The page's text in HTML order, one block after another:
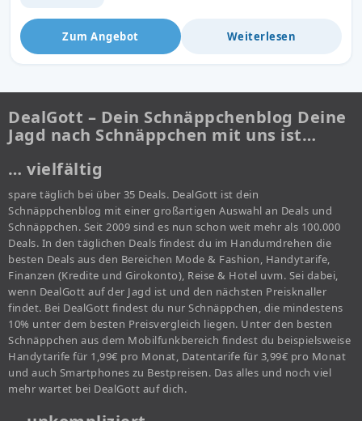
Zum Angebot Weiterlesen
DealGott – Dein Schnäppchenblog Deine
Jagd nach Schnäppchen mit uns ist…
… vielfältig
spare täglich bei über 35 Deals. DealGott ist dein
Schnäppchenblog mit einer großartigen Auswahl an Deals und
Schnäppchen. Seit 2009 sind es nun schon weit mehr als 100.000
Deals. In den täglichen Deals findest du im Handumdrehen die
besten Deals aus den Bereichen Mode & Fashion, Handytarife,
Finanzen (Kredite und Girokonto), Reise & Hotel uvm. Sei dabei,
wenn DealGott auf der Jagd ist und den nächsten Preisknaller
findet. Bei DealGott findest du nur Schnäppchen, die mindestens
10% unter dem besten Preisvergleich liegen. Unter den besten
Schnäppchen aus dem Mobilfunkbereich findest du beispielsweise
Handytarife für 1,99€ pro Monat, Datentarife für 3,99€ pro Monat
und auch Smartphones zu Bestpreisen. Das alles und noch viel
mehr wartet bei DealGott auf dich.